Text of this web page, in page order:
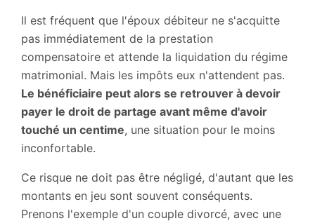
Il est fréquent que l'époux débiteur ne s'acquitte
pas immédiatement de la prestation
compensatoire et attende la liquidation du régime
matrimonial. Mais les impôts eux n'attendent pas.
Le bénéficiaire peut alors se retrouver à devoir
payer le droit de partage avant même d'avoir
touché un centime, une situation pour le moins
inconfortable.
Ce risque ne doit pas être négligé, d'autant que les
montants en jeu sont souvent conséquents.
Prenons l'exemple d'un couple divorcé, avec une